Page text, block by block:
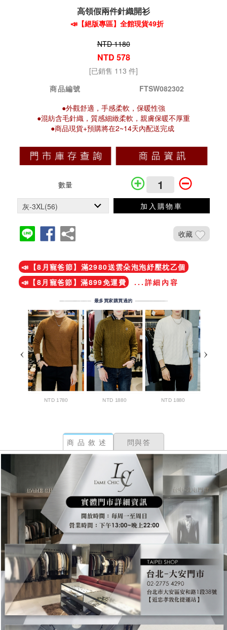
高領假兩件針織開衫
📣【絕版專區】全館現貨49折
NTD 1180
NTD 578
[已銷售 113 件]
商品編號
FTSW082302
●外觀舒適，手感柔軟，保暖性強
●混紡含毛針織，質感細緻柔軟，親膚保暖不厚重
●商品現貨+預購將在2~14天內配送完成
數量
加入購物車
收藏
📣【8月寵爸節】滿2980送雲朵泡泡紓壓枕乙個
📣【8月寵爸節】滿899免運費
...詳細內容
商品敘述 問與答